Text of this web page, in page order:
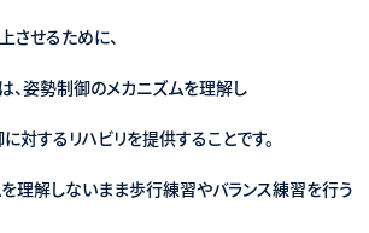
させるために、
、姿勢制御のメカニズムを理解し
対するリハビリを提供することです。
理解しないまま歩行練習やバランス練習を行う